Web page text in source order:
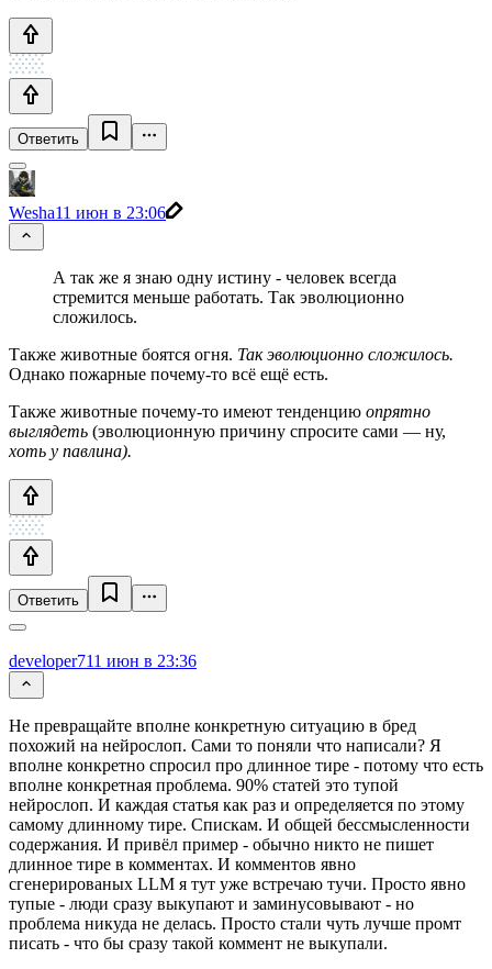
Ответить
Wesha11 июн в 23:06
А так же я знаю одну истину - человек всегда
стремится меньше работать. Так эволюционно
сложилось.
Также животные боятся огня. Так эволюционно сложилось.
Однако пожарные почему-то всё ещё есть.
Также животные почему-то имеют тенденцию опрятно
выглядеть (эволюционную причину спросите сами — ну,
хоть у павлина).
Ответить
developer711 июн в 23:36
Не превращайте вполне конкретную ситуацию в бред
похожий на нейрослоп. Сами то поняли что написали? Я
вполне конкретно спросил про длинное тире - потому что есть
вполне конкретная проблема. 90% статей это тупой
нейрослоп. И каждая статья как раз и определяется по этому
самому длинному тире. Спискам. И общей бессмысленности
содержания. И привёл пример - обычно никто не пишет
длинное тире в комментах. И комментов явно
сгенерированых LLM я тут уже встречаю тучи. Просто явно
тупые - люди сразу выкупают и заминусовывают - но
проблема никуда не делась. Просто стали чуть лучше промт
писать - что бы сразу такой коммент не выкупали.